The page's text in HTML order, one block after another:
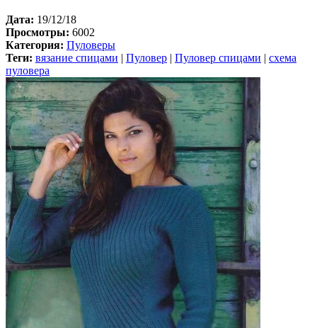
Дата: 19/12/18
Просмотры: 6002
Категория: Пуловеры
Теги: вязание спицами Пуловер Пуловер спицами
схема
пуловера